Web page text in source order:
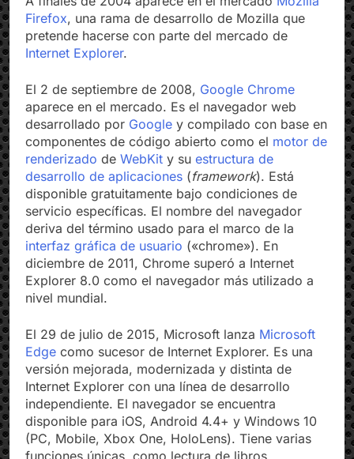
A finales de 2004 aparece en el mercadoMozilla
Firefox, una rama de desarrollo de Mozilla que
pretende hacerse con parte del mercado de
El 2 de septiembre de 2008, Google Chrome
aparece en el mercado. Es el navegador web
desarrollado por Google y compilado con base en
componentes de código abierto como elmotor de
renderizadodeWebKity suestructura de
desarrollo de aplicaciones(framework). Está
disponible gratuitamente bajo condiciones de
servicio específicas. El nombre del navegador
deriva del término usado para el marco de la
interfaz gráfica de usuario(«chrome»). En
diciembre de 2011, Chrome superó a Internet
Explorer 8.0 como el navegador más utilizado a
El 29 de julio de 2015, Microsoft lanzaMicrosoft
Edgecomo sucesor de Internet Explorer. Es una
versión mejorada, modernizada y distinta de
Internet Explorer con una línea de desarrollo
independiente. El navegador se encuentra
disponible para iOS, Android 4.4+ y Windows 10
(PC, Mobile, Xbox One, HoloLens). Tiene varias